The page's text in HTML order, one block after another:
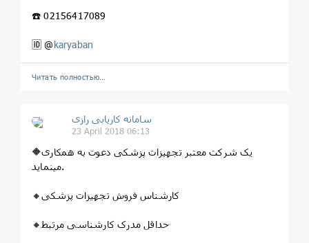
☎️ 02156417089
🆔 @karyaban
Читать полностью…
سامانه کاریابی رازی
23 April 2018 06:13
🔶یک شرکت معتبر تجهیزات پزشکی دعوت به همکاری
مینماید.
🔸کارشناس فروش تجهیزات پزشکی
🔸حداقل مدرک کارشناسی مرتبط